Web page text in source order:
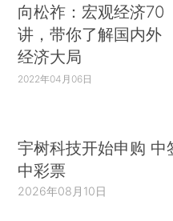
向松祚：宏观经济70
讲，带你了解国内外
经济大局
2022年04月06日
宇树科技开始申购 中
中彩票
2026年08月10日